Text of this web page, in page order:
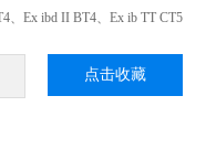
、Ex ibd II BT4、Ex ib TT CT5
点击收藏